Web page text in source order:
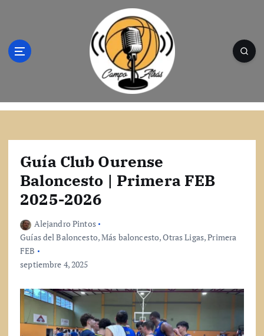
l
Campo Atrás - Tu web de baloncesto donde
mundo de la canasta. Crónicas, noticias,
artículos y fotos del mejor baloncesto
Guía Club Ourense
Baloncesto | Primera FEB
2025-2026
Alejandro Pintos
Guías del Baloncesto,Más baloncesto,Otras Ligas,Primera
FEB
septiembre 4, 2025